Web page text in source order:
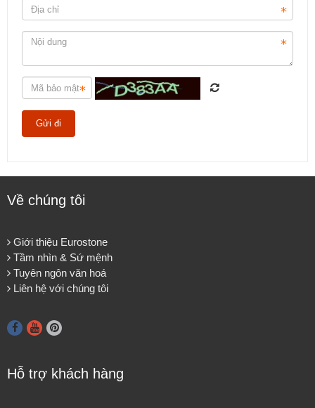
Về chúng tôi
Giới thiệu Eurostone
Tầm nhìn & Sứ mệnh
Tuyên ngôn văn hoá
Liên hệ với chúng tôi
Hỗ trợ khách hàng